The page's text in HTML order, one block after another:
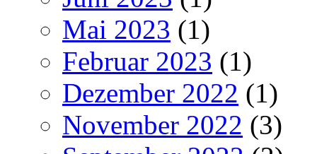
Mai 2023 (1)
Februar 2023 (1)
Dezember 2022 (1)
November 2022 (3)